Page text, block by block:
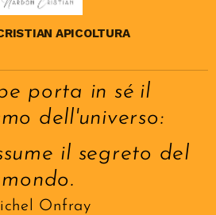
APICOLTURA
porta in sé il
dell'universo:
il segreto del
mondo.
Onfray